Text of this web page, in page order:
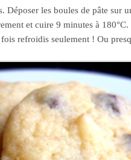
Déposer les boules de pâte sur
et cuire 9 minutes à 180°C.
refroidis seulement ! Ou